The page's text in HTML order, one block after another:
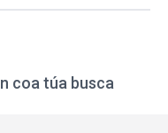
coa túa busca